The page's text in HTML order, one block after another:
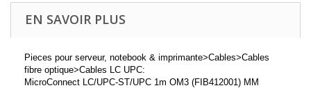
EN SAVOIR PLUS
Pieces pour serveur, notebook & imprimante>Cables>Cables
fibre optique>Cables LC UPC:
MicroConnect LC/UPC-ST/UPC 1m OM3 (FIB412001) MM